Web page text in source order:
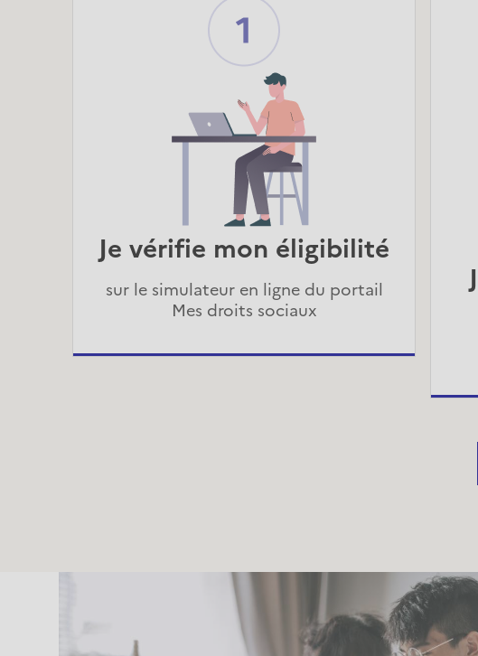
Je vérifie mon éligibilité
sur le simulateur en ligne du portail
Mes droits sociaux